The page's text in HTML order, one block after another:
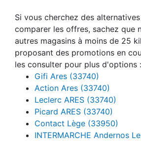
Si vous cherchez des
comparer les offres, sachez que
autres magasins à moins de 25
proposant des promotions en
les consulter pour plus d'options :
Gifi Ares (33740)
Action Ares (33740)
Leclerc ARES (33740)
Picard ARES (33740)
Contact Lège (33950)
INTERMARCHE Andernos